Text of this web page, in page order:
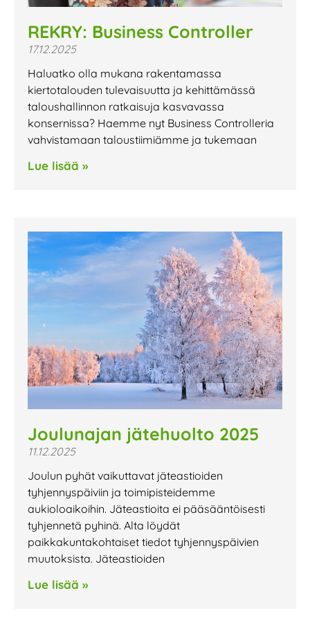
REKRY: Business Controller
17.12.2025
Haluatko olla mukana rakentamassa
kiertotalouden tulevaisuutta ja kehittämässä
taloushallinnon ratkaisuja kasvavassa
konsernissa? Haemme nyt Business Controlleria
vahvistamaan taloustiimiämme ja tukemaan
Lue lisää »
Joulunajan jätehuolto 2025
11.12.2025
Joulun pyhät vaikuttavat jäteastioiden
tyhjennyspäiviin ja toimipisteidemme
aukioloaikoihin. Jäteastioita ei pääsääntöisesti
tyhjennetä pyhinä. Alta löydät
paikkakuntakohtaiset tiedot tyhjennyspäivien
muutoksista. Jäteastioiden
Lue lisää »